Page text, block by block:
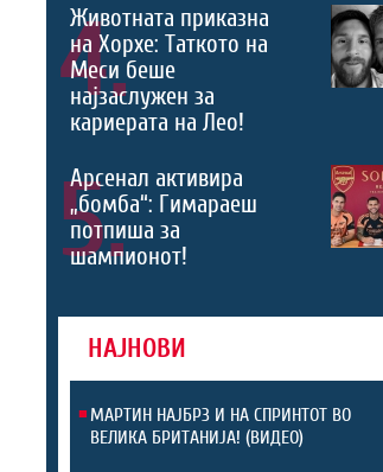
4.
Животната приказна
на Хорхе: Таткото на
Меси беше
најзаслужен за
кариерата на Лео!
5.
Арсенал активира
„бомба“: Гимараеш
потпиша за
шампионот!
НАЈНОВИ
МАРТИН НАЈБРЗ И НА СПРИНТОТ ВО
ВЕЛИКА БРИТАНИЈА! (ВИДЕО)